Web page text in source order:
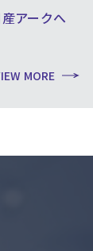
アークへ
MORE